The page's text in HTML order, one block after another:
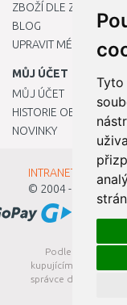
Tyto
ZBOŽÍ DLE ZNAČEK
BLOG
UPRAVIT MÉ
MŮJ ÚČET
MŮJ ÚČET
HISTORIE OBJEDNÁVEK
NOVINKY
INTRANET -
© 2004 - 2026
Podle zákona o
kupujícímu účtenku.
správce daně online;